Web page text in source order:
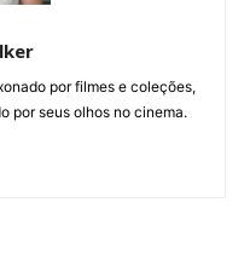
por filmes e coleções,
por seus olhos no cinema.